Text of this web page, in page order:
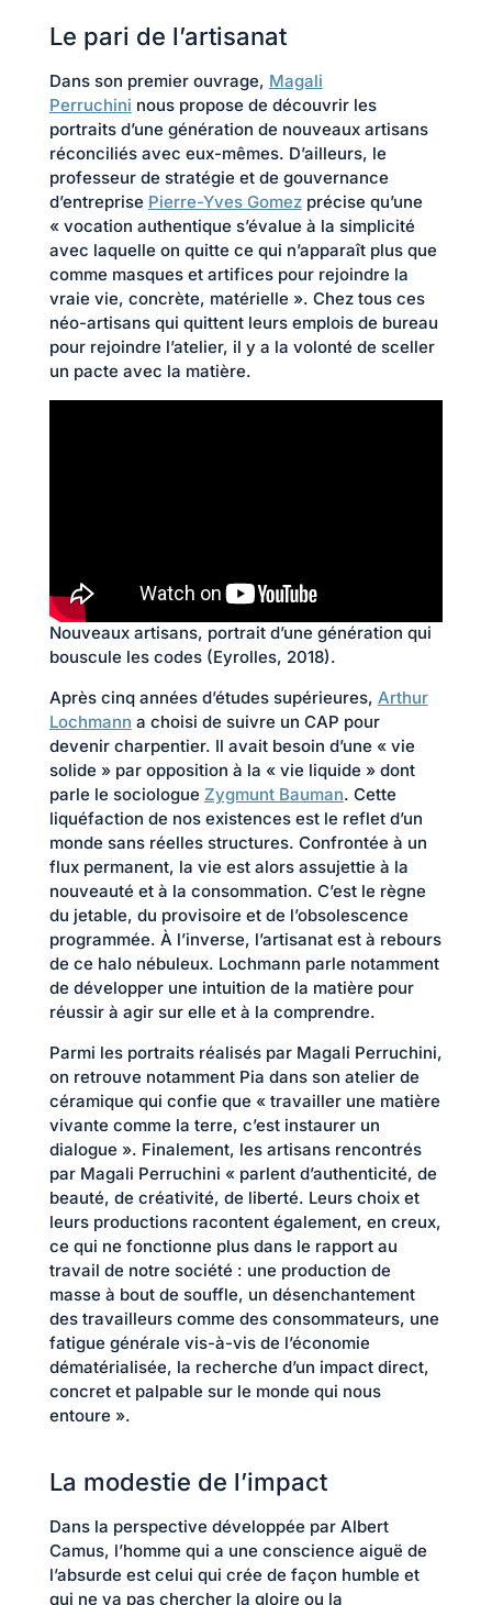
Le pari de l’artisanat
Dans son premier ouvrage, Magali
Perruchini nous propose de découvrir les
portraits d’une génération de nouveaux artisans
réconciliés avec eux-mêmes. D’ailleurs, le
professeur de stratégie et de gouvernance
d’entreprise Pierre-Yves Gomezprécise qu’une
« vocation authentique s’évalue à la simplicité
avec laquelle on quitte ce qui n’apparaît plus que
comme masques et artifices pour rejoindre la
vraie vie, concrète, matérielle ». Chez tous ces
néo-artisans qui quittent leurs emplois de bureau
pour rejoindre l’atelier, il y a la volonté de sceller
un pacte avec la matière.
Nouveaux artisans, portrait d’une génération qui
bouscule les codes (Eyrolles, 2018).
Après cinq années d’études supérieures, Arthur
Lochmann a choisi de suivre un CAP pour
devenir charpentier. Il avait besoin d’une « vie
solide » par opposition à la « vie liquide » dont
parle le sociologue Zygmunt Bauman. Cette
liquéfaction de nos existences est le reflet d’un
monde sans réelles structures. Confrontée à un
flux permanent, la vie est alors assujettie à la
nouveauté et à la consommation. C’est le règne
du jetable, du provisoire et de l’obsolescence
programmée. À l’inverse, l’artisanat est à rebours
de ce halo nébuleux. Lochmann parle notamment
de développer une intuition de la matière pour
réussir à agir sur elle et à la comprendre.
Parmi les portraits réalisés par Magali Perruchini,
on retrouve notamment Pia dans son atelier de
céramique qui confie que « travailler une matière
vivante comme la terre, c’est instaurer un
dialogue ». Finalement, les artisans rencontrés
par Magali Perruchini « parlent d’authenticité, de
beauté, de créativité, de liberté. Leurs choix et
leurs productions racontent également, en creux,
ce qui ne fonctionne plus dans le rapport au
travail de notre société : une production de
masse à bout de souffle, un désenchantement
des travailleurs comme des consommateurs, une
fatigue générale vis-à-vis de l’économie
dématérialisée, la recherche d’un impact direct,
concret et palpable sur le monde qui nous
entoure ».
La modestie de l’impact
Dans la perspective développée par Albert
Camus, l’homme qui a une conscience aiguë de
l’absurde est celui qui crée de façon humble et
qui ne va pas chercher la gloire ou la